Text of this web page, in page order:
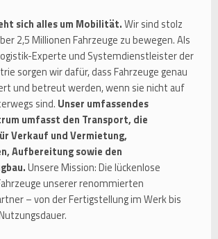
sich alles um Mobilität.Wir sind stolz
2,5 Millionen Fahrzeuge zu bewegen. Als
Experte und Systemdienstleister der
sorgen wir dafür, dass Fahrzeuge genau
und betreut werden, wenn sie nicht auf
sind. Unser umfassendes
umfasst den Transport, die
Verkauf und Vermietung,
Aufbereitung sowie den
Unsere Mission: Die lückenlose
unserer renommierten
– von der Fertigstellung im Werk bis